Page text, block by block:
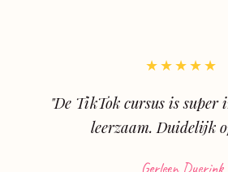
★★★★★
"De TikTok cursus is super
leerzaam. Duidelijk
Gerleen Duerink